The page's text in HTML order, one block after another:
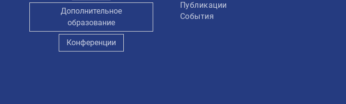
Дополнительное
образование
Конференции
Публикации
События